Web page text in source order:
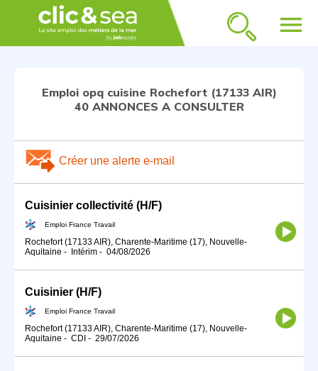
menu
Emploi opq cuisine Rochefort (17133 AIR)
40 ANNONCES A CONSULTER
Créer une alerte e-mail
Cuisinier collectivité (H/F)
Emploi France Travail
Rochefort (17133 AIR), Charente-Maritime (17), Nouvelle-
Aquitaine - Intérim - 04/08/2026
Cuisinier (H/F)
Emploi France Travail
Rochefort (17133 AIR), Charente-Maritime (17), Nouvelle-
Aquitaine - CDI - 29/07/2026